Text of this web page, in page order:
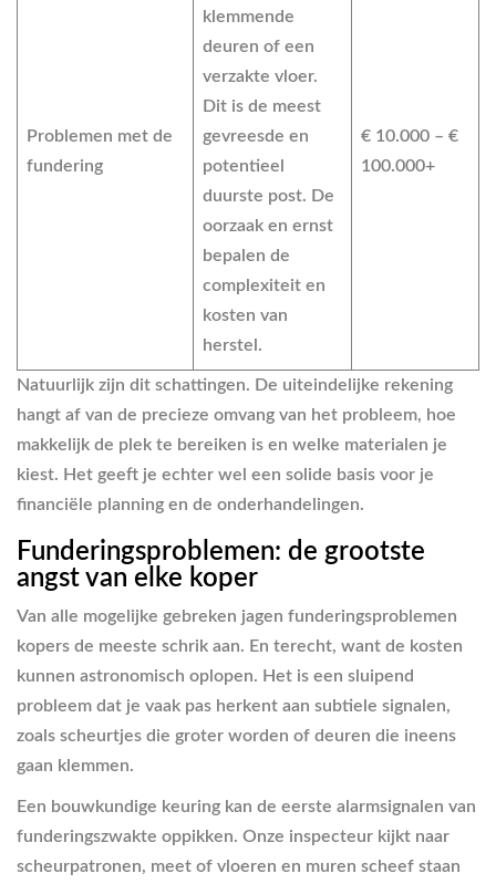
Problemen met de
fundering
klemmende
deuren of een
verzakte vloer.
Dit is de meest
gevreesde en
potentieel
duurste post. De
oorzaak en ernst
bepalen de
complexiteit en
kosten van
herstel.
€ 10.000 – €
100.000+
Natuurlijk zijn dit schattingen. De uiteindelijke rekening
hangt af van de precieze omvang van het probleem, hoe
makkelijk de plek te bereiken is en welke materialen je
kiest. Het geeft je echter wel een solide basis voor je
financiële planning en de onderhandelingen.
Funderingsproblemen: de grootste
angst van elke koper
Van alle mogelijke gebreken jagen funderingsproblemen
kopers de meeste schrik aan. En terecht, want de kosten
kunnen astronomisch oplopen. Het is een sluipend
probleem dat je vaak pas herkent aan subtiele signalen,
zoals scheurtjes die groter worden of deuren die ineens
gaan klemmen.
Een bouwkundige keuring kan de eerste alarmsignalen van
funderingszwakte oppikken. Onze inspecteur kijkt naar
scheurpatronen, meet of vloeren en muren scheef staan